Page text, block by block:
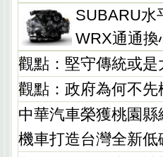
SUBARU水
WRX通通換
觀點：堅守傳統或
觀點：政府為何不先
中華汽車榮獲桃園
機車打造台灣全新低